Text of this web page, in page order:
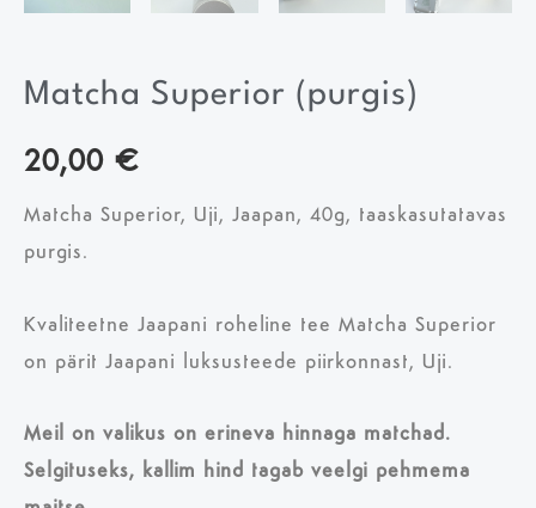
Matcha Superior (purgis)
20,00 €
Matcha Superior, Uji, Jaapan, 40g, taaskasutatavas
purgis.
Kvaliteetne Jaapani roheline tee Matcha Superior
on pärit Jaapani luksusteede piirkonnast, Uji.
Meil on valikus on erineva hinnaga matchad.
Selgituseks, kallim hind tagab veelgi pehmema